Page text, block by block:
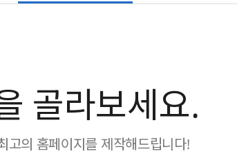
골라보세요.
고의 홈페이지를 제작해드립니다!